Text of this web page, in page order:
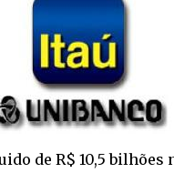
de R$ 10,5 bilhões